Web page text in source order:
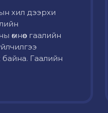
хил дээрхи
өмнөөс гаалийн
байна. Гаалийн